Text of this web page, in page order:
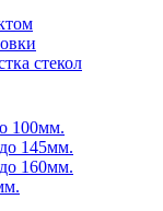
стекол
100мм.
145мм.
160мм.